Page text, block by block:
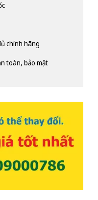
chính hãng
toàn, bảo mật